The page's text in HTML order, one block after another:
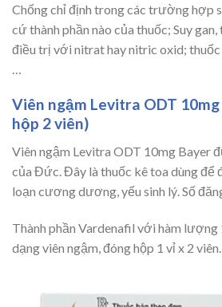
Chống chỉ định trong các trường hợp
cứ thành phần nào của thuốc; Suy
điều trị với nitrat hay nitric oxid;
Viên ngậm Levitra ODT
hộp 2 viên)
Viên ngậm Levitra ODT 10mg Bayer
của Đức. Đây là thuốc kê toa dùng
loạn cương dương, yếu sinh lý. Số
Thành phần Vardenafil với hàm
dạng viên ngậm, đóng hộp 1 vỉ x 2 viên.